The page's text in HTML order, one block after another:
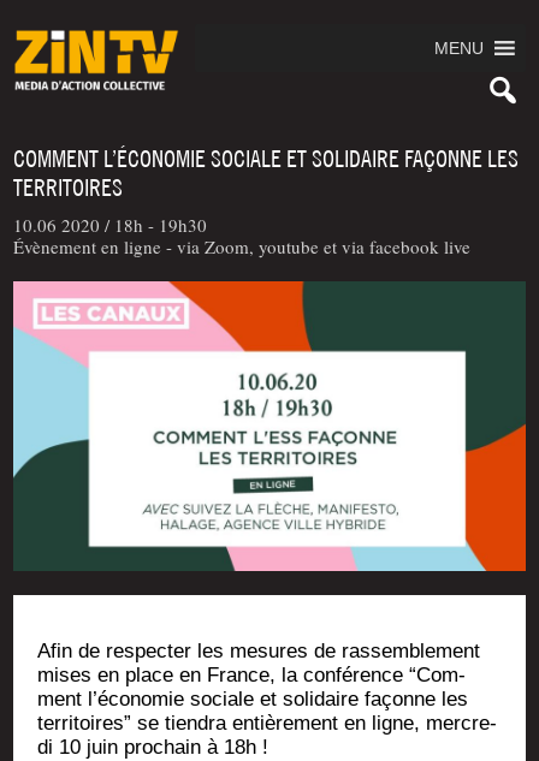
MENU
COMMENT L’ÉCONOMIE SOCIALE ET SOLIDAIRE FAÇONNE LES
TERRITOIRES
10.06 2020 / 18h - 19h30
Évènement en ligne - via Zoom, youtube et via facebook live
Afin de res­pec­ter les mesures de ras­sem­ble­ment
mises en place en France, la confé­rence “Com­
ment l’é­co­no­mie sociale et soli­daire façonne les
ter­ri­toires” se tien­dra entiè­re­ment en ligne, mer­cre­
di 10 juin pro­chain à 18h !